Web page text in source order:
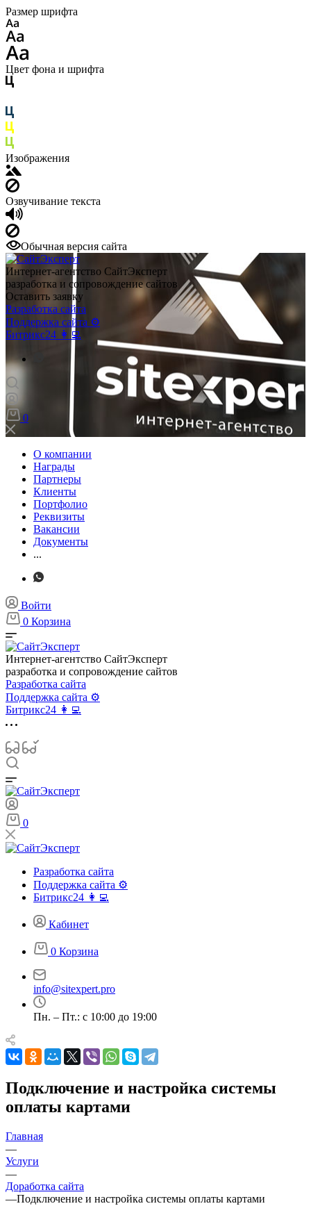
Размер шрифта
Цвет фона и шрифта
Изображения
Озвучивание текста
Обычная версия сайта
Интернет-агентство СайтЭксперт
разработка и сопровождение сайтов
Оставить заявку
Разработка сайта
Поддержка сайта ⚙️
Битрикс24 👩‍💻
0
О компании
Награды
Партнеры
Клиенты
Портфолио
Реквизиты
Вакансии
Документы
...
Войти
0 Корзина
Интернет-агентство СайтЭксперт
разработка и сопровождение сайтов
Разработка сайта
Поддержка сайта ⚙️
Битрикс24 👩‍💻
0
Разработка сайта
Поддержка сайта ⚙️
Битрикс24 👩‍💻
Кабинет
0 Корзина
info@sitexpert.pro
Пн. – Пт.: с 10:00 до 19:00
Подключение и настройка системы
оплаты картами
Главная
—
Услуги
—
Доработка сайта
—Подключение и настройка системы оплаты картами